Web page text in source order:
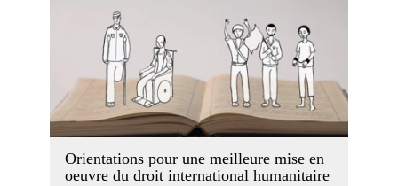
Orientations pour une meilleure mise en
oeuvre du droit international humanitaire